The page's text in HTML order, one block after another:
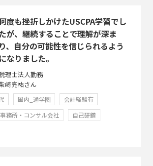
度も挫折しかけたUSCPA学習でし
が、継続することで理解が深ま
り、自分の可能性を信じられるよう
になりました。
理士法人勤務
﨑亮祐さん
国内_通学圏
会計経験有
務所・コンサル会社
自己研鑽